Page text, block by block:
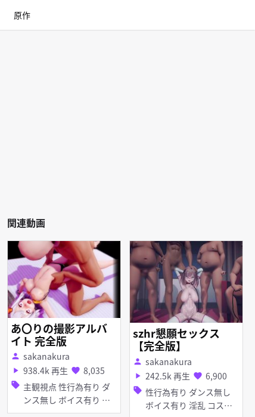
原作
関連動画
あ〇りの撮影アルバ
イト 完全版
person sakanakura
play_arrow 938.4k 再生 favorite 8,035
sell 主観視点 性行為有り ダ
ンス無し ボイス有り つ
み式モデル 援交・売春
szhr懇願セックス
【完全版】
person sakanakura
play_arrow 242.5k 再生 favorite 6,900
sell 性行為有り ダンス無し
ボイス有り 淫乱 コスプ